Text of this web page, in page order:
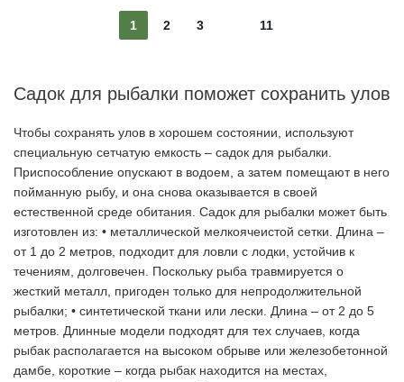
1 2 3 11
Cадок для рыбалки поможет сохранить улов
Чтобы сохранять улов в хорошем состоянии, используют
специальную сетчатую емкость – садок для рыбалки.
Приспособление опускают в водоем, а затем помещают в него
пойманную рыбу, и она снова оказывается в своей
естественной среде обитания. Cадок для рыбалки может быть
изготовлен из: • металлической мелкоячеистой сетки. Длина –
от 1 до 2 метров, подходит для ловли с лодки, устойчив к
течениям, долговечен. Поскольку рыба травмируется о
жесткий металл, пригоден только для непродолжительной
рыбалки; • синтетической ткани или лески. Длина – от 2 до 5
метров. Длинные модели подходят для тех случаев, когда
рыбак располагается на высоком обрыве или железобетонной
дамбе, короткие – когда рыбак находится на местах,